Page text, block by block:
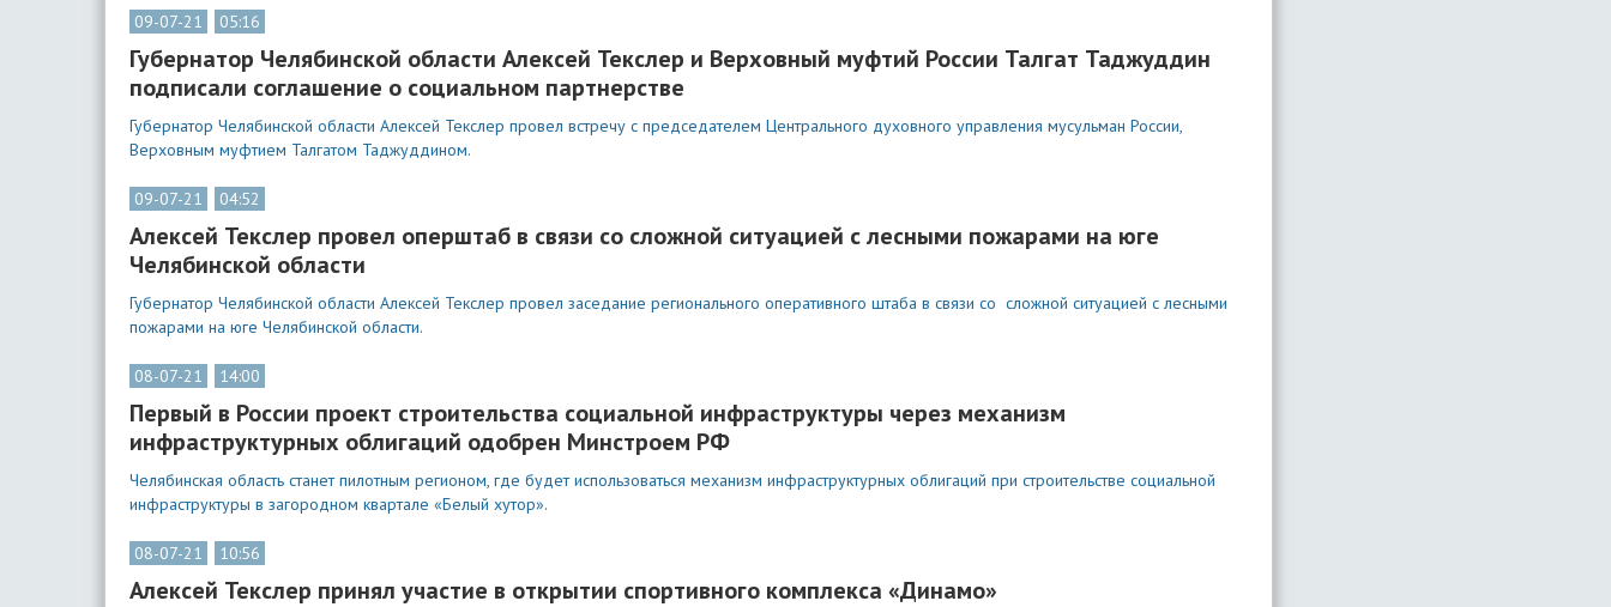
09-07-21 05:16
Губернатор Челябинской области Алексей Текслер и Верховный муфтий России Талгат Таджуддин
подписали соглашение о социальном партнерстве
Губернатор Челябинской области Алексей Текслер провел встречу с председателем Центрального духовного управления мусульман России,
Верховным муфтием Талгатом Таджуддином.
09-07-21 04:52
Алексей Текслер провел оперштаб в связи со сложной ситуацией с лесными пожарами на юге
Челябинской области
Губернатор Челябинской области Алексей Текслер провел заседание регионального оперативного штаба в связи со сложной ситуацией с лесными
пожарами на юге Челябинской области.
08-07-21 14:00
Первый в России проект строительства социальной инфраструктуры через механизм
инфраструктурных облигаций одобрен Минстроем РФ
Челябинская область станет пилотным регионом, где будет использоваться механизм инфраструктурных облигаций при строительстве социальной
инфраструктуры в загородном квартале «Белый хутор».
08-07-21 10:56
Алексей Текслер принял участие в открытии спортивного комплекса «Динамо»